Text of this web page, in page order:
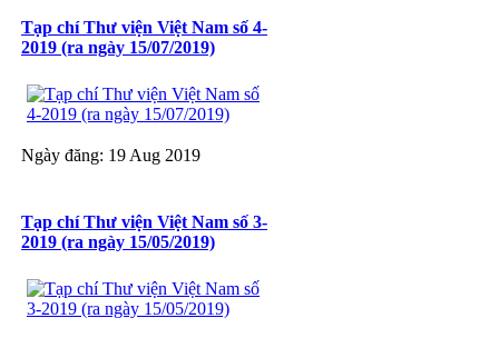
Tạp chí Thư viện Việt Nam số 4-
2019 (ra ngày 15/07/2019)
Ngày đăng: 19 Aug 2019
Tạp chí Thư viện Việt Nam số 3-
2019 (ra ngày 15/05/2019)